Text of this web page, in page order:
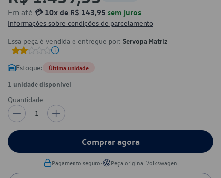
Em até 💳 10x de R$ 143,95 sem juros
Informações sobre condições de parcelamento
Essa peça é vendida e entregue por: Servopa Matriz
Estoque: Última unidade
1 unidade disponível
Quantidade
1
Comprar agora
Pagamento seguro• Peça original Volkswagen